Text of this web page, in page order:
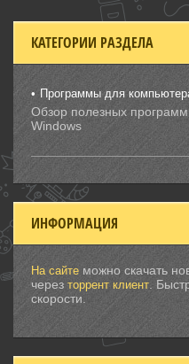
КАТЕГОРИИ РАЗДЕЛА
Программы для
Обзор полезных
Windows
ИНФОРМАЦИЯ
На сайте можно скачать
через торрент клиент .
скорости.